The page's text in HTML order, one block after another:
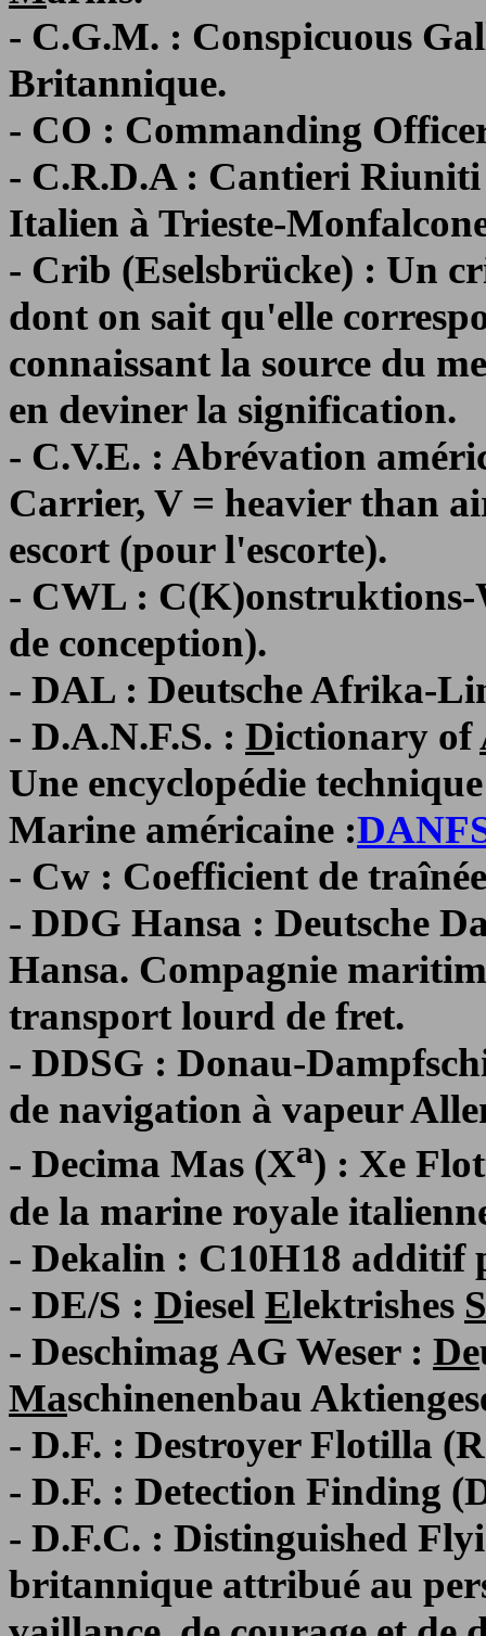
- C.G.M. : Conspicuous
Britannique.
- CO : Commanding
- C.R.D.A : Cantieri
Italien à Trieste-
- Crib (Eselsbrücke) : Un
dont on sait qu'elle
connaissant la source du
en deviner la signification.
- C.V.E. : Abrévation
Carrier, V = heavier than
escort (pour l'escorte).
- CWL : C(K)onstruktions-
de conception).
- DAL : Deutsche Afrika-
- D.A.N.F.S. : Dictionary of
Une encyclopédie
Marine américaine :
- Cw : Coefficient de
- DDG Hansa : Deutsche
Hansa. Compagnie
transport lourd de fret.
- DDSG : Donau-
de navigation à vapeur
- Decima Mas (Xa) : Xe
de la marine royale
- Dekalin : C10H18 additif
- DE/S : Diesel Elektrishes S
- Deschimag AG Weser : De
Maschinenenbau
- D.F. : Destroyer Flotilla
- D.F. : Detection Finding
- D.F.C. : Distinguished
britannique attribué au